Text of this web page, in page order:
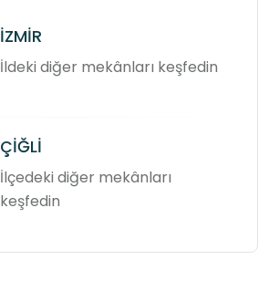
İZMİR
İldeki diğer mekânları keşfedin
ÇİĞLİ
İlçedeki diğer mekânları
keşfedin